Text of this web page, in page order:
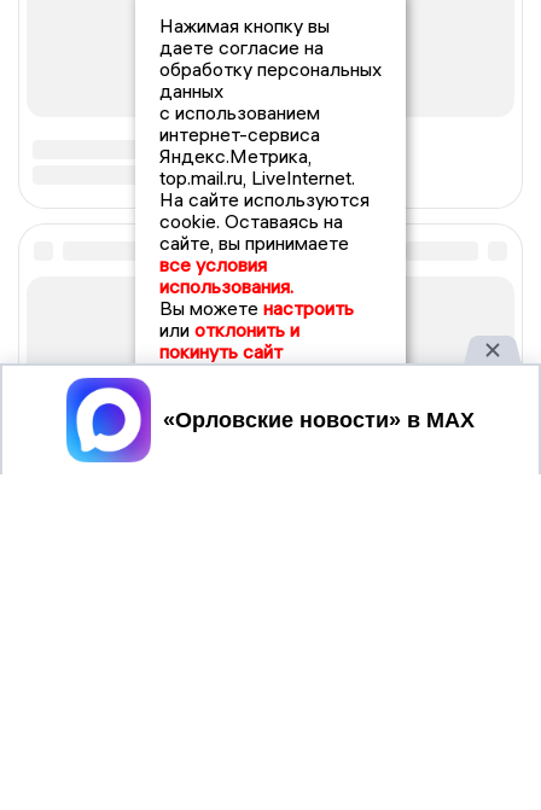
Нажимая кнопку вы
даете согласие на
обработку персональных
данных
с использованием
интернет-сервиса
Яндекс.Метрика,
top.mail.ru, LiveInternet.
На сайте используются
cookie. Оставаясь на
сайте, вы принимаете
все условия
использования.
Вы можете настроить
или отклонить и
покинуть сайт
Принять